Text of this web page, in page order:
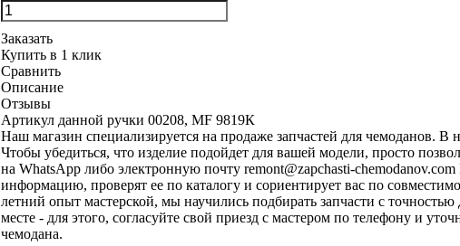
Заказать
Купить в 1 клик
Сравнить
Описание
Отзывы
Артикул данной ручки 00208, MF 9819К
Наш магазин специализируется на продаже запчастей для чемоданов. В
Чтобы убедиться, что изделие подойдет для вашей модели, просто
на WhatsApp либо электронную почту remont@zapchasti-chemodanov.com
информацию, проверят ее по каталогу и сориентирует вас по
летний опыт мастерской, мы научились подбирать запчасти с
месте - для этого, согласуйте свой приезд с мастером по телефону и
чемодана.